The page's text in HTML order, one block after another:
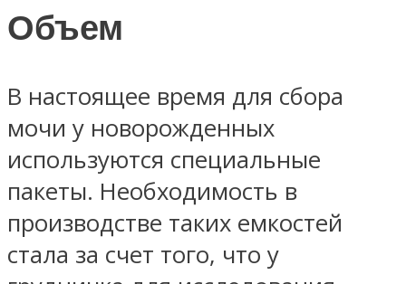
Объем
В настоящее время для сбора
мочи у новорожденных
используются специальные
пакеты. Необходимость в
производстве таких емкостей
стала за счет того, что у